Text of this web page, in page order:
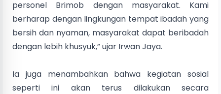
personel Brimob dengan masyarakat. Kami
berharap dengan lingkungan tempat ibadah yang
bersih dan nyaman, masyarakat dapat beribadah
dengan lebih khusyuk,” ujar Irwan Jaya.
Ia juga menambahkan bahwa kegiatan sosial
seperti ini akan terus dilakukan secara